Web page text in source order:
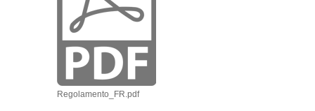
Regolamento_FR.pdf